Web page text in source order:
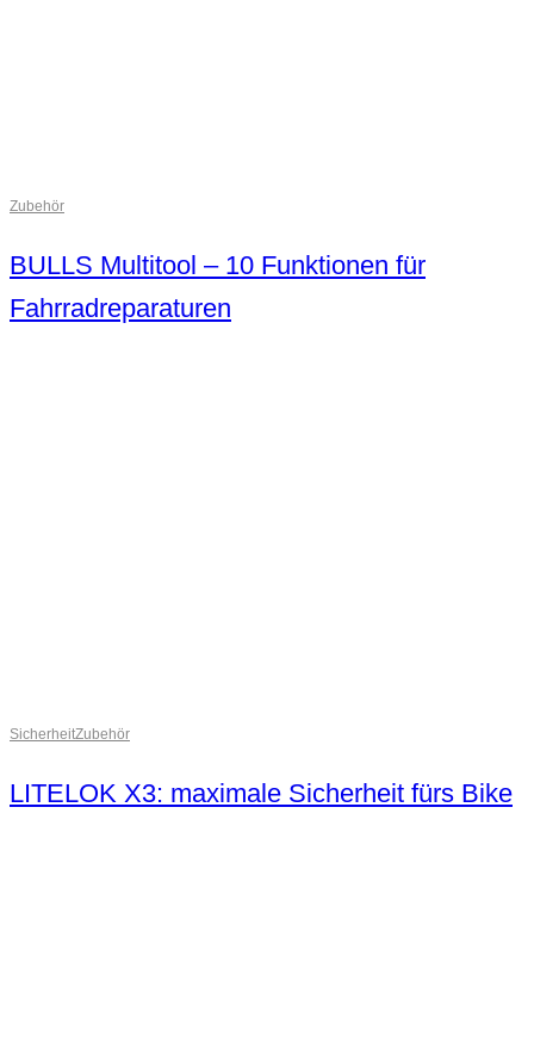
Zubehör
BULLS Multitool – 10 Funktionen für
Fahrradreparaturen
SicherheitZubehör
LITELOK X3: maximale Sicherheit fürs Bike